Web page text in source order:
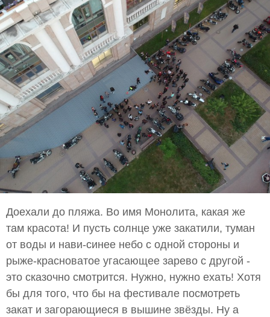
Доехали до пляжа. Во имя Монолита, какая же
там красота! И пусть солнце уже закатили, туман
от воды и нави-синее небо с одной стороны и
рыже-красноватое угасающее зарево с другой -
это сказочно смотрится. Нужно, нужно ехать! Хотя
бы для того, что бы на фестивале посмотреть
закат и загорающиеся в вышине звёзды. Ну а